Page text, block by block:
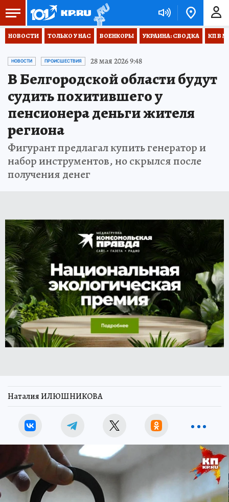
НОВОСТИ ТОЛЬКО У НАС ВОЕНКОРЫ УКРАИНА: СВОДКА КП В
НОВОСТИ ПРОИСШЕСТВИЯ 28 мая 2026 9:48
В Белгородской области будут
судить похитившего у
пенсионера деньги жителя
региона
Фигурант предлагал купить генератор и
набор инструментов, но скрылся после
получения денег
Наталия ИЛЮШНИКОВА